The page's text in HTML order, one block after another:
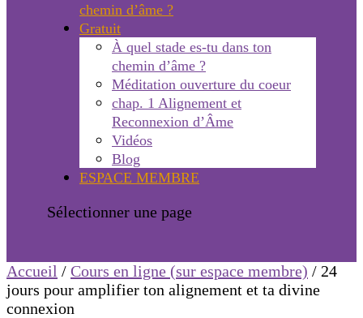
chemin d’âme ?
Gratuit
À quel stade es-tu dans ton
chemin d’âme ?
Méditation ouverture du coeur
chap. 1 Alignement et
Reconnexion d’Âme
Vidéos
Blog
ESPACE MEMBRE
Sélectionner une page
Accueil / Cours en ligne (sur espace membre) / 24
jours pour amplifier ton alignement et ta divine
connexion